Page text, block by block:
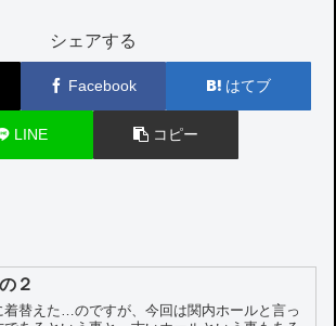
シェアする
Facebook はてブ
LINE コピー
２
着替えた…のですが、今回は関内ホールと言っ